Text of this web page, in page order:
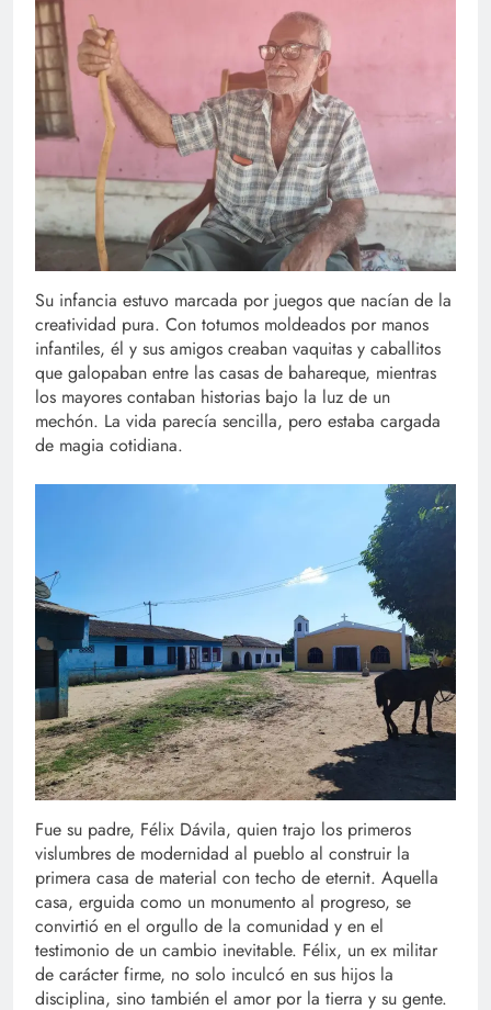
Su infancia estuvo marcada por juegos que nacían de la
creatividad pura. Con totumos moldeados por manos
infantiles, él y sus amigos creaban vaquitas y caballitos
que galopaban entre las casas de bahareque, mientras
los mayores contaban historias bajo la luz de un
mechón. La vida parecía sencilla, pero estaba cargada
de magia cotidiana.
Fue su padre, Félix Dávila, quien trajo los primeros
vislumbres de modernidad al pueblo al construir la
primera casa de material con techo de eternit. Aquella
casa, erguida como un monumento al progreso, se
convirtió en el orgullo de la comunidad y en el
testimonio de un cambio inevitable. Félix, un ex militar
de carácter firme, no solo inculcó en sus hijos la
disciplina, sino también el amor por la tierra y su gente.